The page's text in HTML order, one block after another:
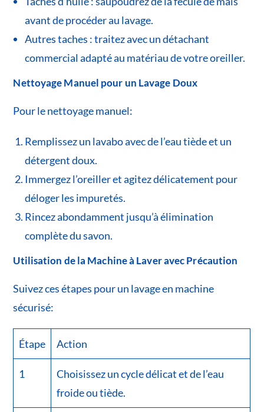
avant de procéder au lavage.
Autres taches : traitez avec un détachant
commercial adapté au matériau de votre oreiller.
Nettoyage Manuel pour un Lavage Doux
Pour le nettoyage manuel:
Remplissez un lavabo avec de l’eau tiède et un
détergent doux.
Immergez l’oreiller et agitez délicatement pour
déloger les impuretés.
Rincez abondamment jusqu’à élimination
complète du savon.
Utilisation de la Machine à Laver avec Précaution
Suivez ces étapes pour un lavage en machine
sécurisé:
Étape Action
1
Choisissez un cycle délicat et de l’eau
froide ou tiède.